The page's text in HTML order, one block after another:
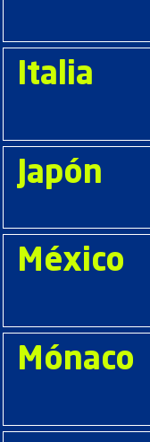
Italia
Japón
México
Mónaco